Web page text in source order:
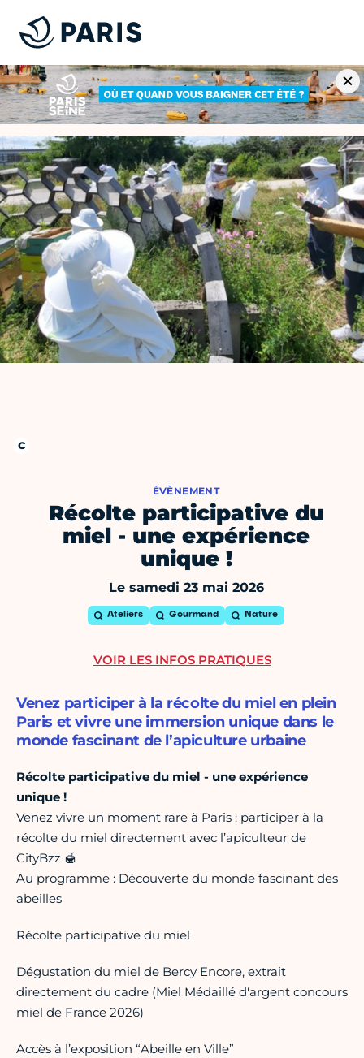
ÉVÈNEMENT
Récolte participative du
miel - une expérience
unique !
Le samedi 23 mai 2026
Ateliers Gourmand Nature
Venez participer à la récolte du miel en plein
Paris et vivre une immersion unique dans le
monde fascinant de l’apiculture urbaine
Récolte participative du miel - une expérience
unique !
Venez vivre un moment rare à Paris : participer à la
récolte du miel directement avec l’apiculteur de
CityBzz 🍯
Au programme : Découverte du monde fascinant des
abeilles
Récolte participative du miel
Dégustation du miel de Bercy Encore, extrait
directement du cadre (Miel Médaillé d'argent concours
miel de France 2026)
Accès à l’exposition “Abeille en Ville”
VOIR LES INFOS PRATIQUES